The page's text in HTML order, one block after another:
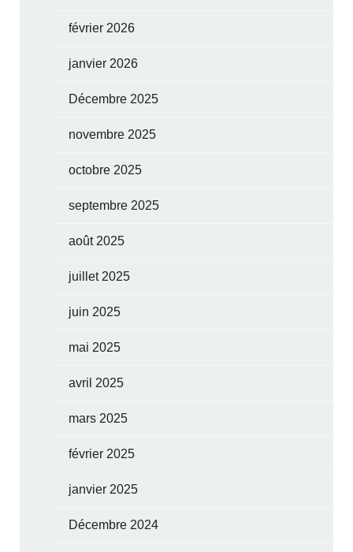
février 2026
janvier 2026
Décembre 2025
novembre 2025
octobre 2025
septembre 2025
août 2025
juillet 2025
juin 2025
mai 2025
avril 2025
mars 2025
février 2025
janvier 2025
Décembre 2024